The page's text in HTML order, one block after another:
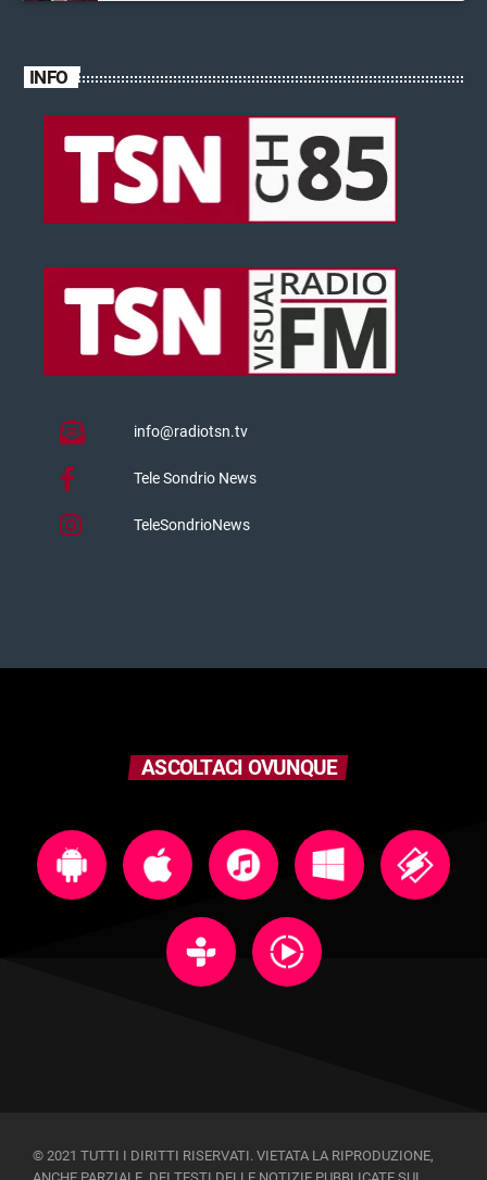
INFO
info@radiotsn.tv
Tele Sondrio News
TeleSondrioNews
ASCOLTACI OVUNQUE
© 2021 TUTTI I DIRITTI RISERVATI. VIETATA LA RIPRODUZIONE,